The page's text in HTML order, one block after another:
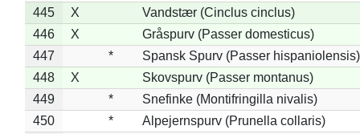
445
X
Vandstær (Cinclus cinclus)
446
X
Gråspurv (Passer domesticus)
447
*
Spansk Spurv (Passer hispaniolensis)
448
X
Skovspurv (Passer montanus)
449
*
Snefinke (Montifringilla nivalis)
450
*
Alpejernspurv (Prunella collaris)